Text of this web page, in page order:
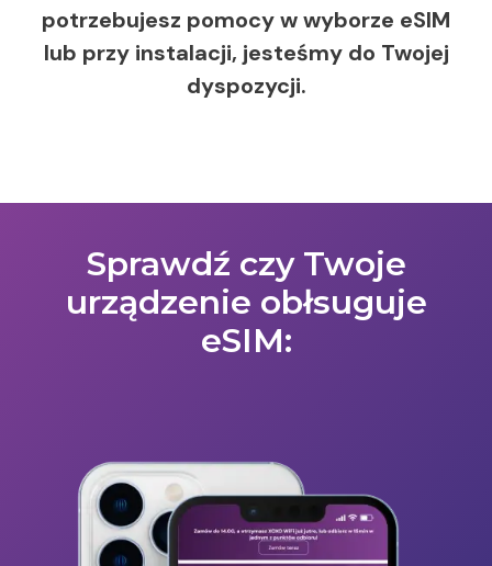
potrzebujesz pomocy w wyborze eSIM
lub przy instalacji, jesteśmy do Twojej
dyspozycji.
Sprawdź czy Twoje
urządzenie obłsuguje
eSIM: